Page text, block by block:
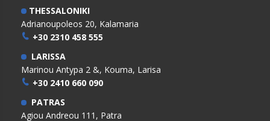
THESSALONIKI
Adrianoupoleos 20, Kalamaria
+30 2310 458 555
LARISSA
Marinou Antypa 2 &, Kouma, Larisa
+30 2410 660 090
PATRAS
Agiou Andreou 111, Patra